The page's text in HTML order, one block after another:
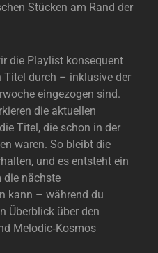
Stücken am Rand der
die Playlist konsequent
Titel durch – inklusive der
eingezogen sind.
die aktuellen
Titel, die schon in der
waren. So bleibt die
und es entsteht ein
die nächste
kann – während du
Überblick über den
Melodic‑Kosmos